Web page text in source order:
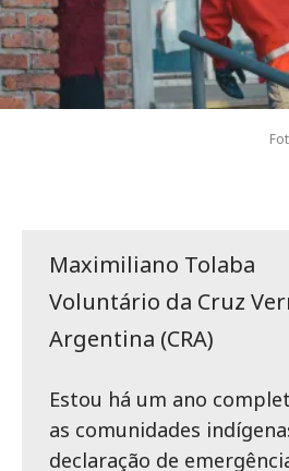
Maximiliano Tolaba
Voluntário da Cruz
Argentina (CRA)
Estou há um ano
as comunidades
declaração de